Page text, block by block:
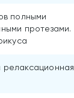
полными
протезами.